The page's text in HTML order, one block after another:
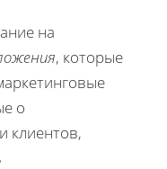
на
, которые
о
клиентов,